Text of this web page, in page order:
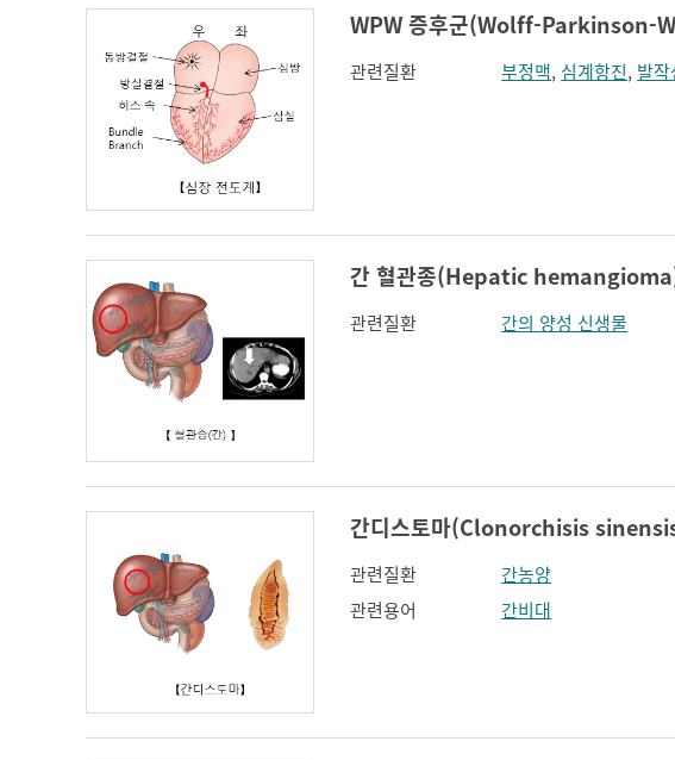
하악전돌
학습장
WPW 증후군(Wolff-Parkinson-
관련질환 부정맥, 심계항진, 발
간 혈관종(Hepatic
관련질환 간의 양성 신생물
간디스토마(Clonorchisis
관련질환
간농양
관련용어
간비대